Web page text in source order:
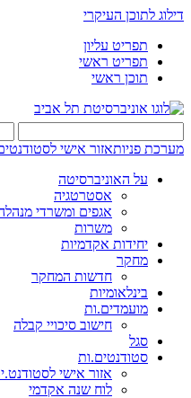
דילוג לתוכן העיקרי
תפריט עליון
תפריט ראשי
תוכן ראשי
מערכת פניותאזור אישי
על האוניברסיטה
אסטרטגיה
אגפים ומשרדי
משרות
יחידות אקדמיות
מחקר
חדשות המחקר
בינלאומיות
מועמדים.ות
חישוב סיכויי קבלה
סגל
סטודנטים.ות
אזור אישי
לוח שנה אקדמי